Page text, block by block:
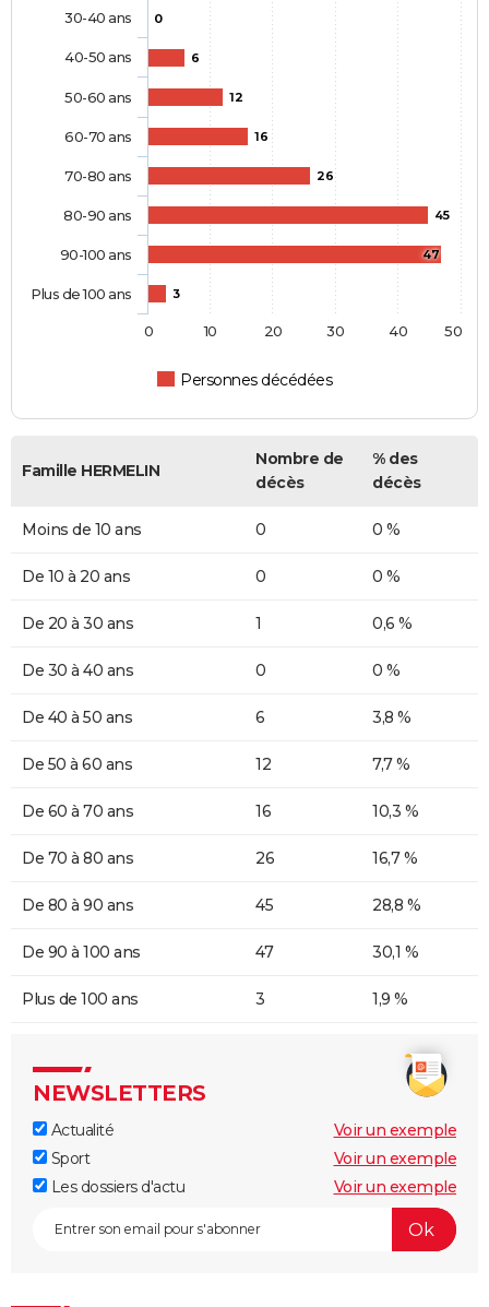
0
6
12
16
26
45
47
3
Personnes décédées
30-40 ans
40-50 ans
50-60 ans
60-70 ans
70-80 ans
80-90 ans
90-100 ans
Plus de 100 ans
0 10 20 30 40 50
Famille HERMELIN
Nombre de
décès
% des
décès
Moins de 10 ans 0 0 %
De 10 à 20 ans 0 0 %
De 20 à 30 ans 1 0,6 %
De 30 à 40 ans 0 0 %
De 40 à 50 ans 6 3,8 %
De 50 à 60 ans 12 7,7 %
De 60 à 70 ans 16 10,3 %
De 70 à 80 ans 26 16,7 %
De 80 à 90 ans 45 28,8 %
De 90 à 100 ans 47 30,1 %
Plus de 100 ans 3 1,9 %
NEWSLETTERS
Actualité
Voir un exemple
Sport
Voir un exemple
Les dossiers d'actu
Voir un exemple